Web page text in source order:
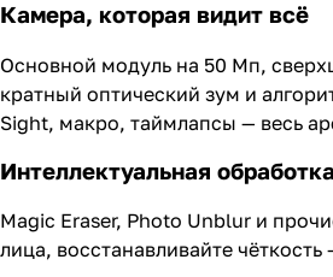
Камера, которая видит всё
Основной модуль на 50 Мп,
кратный оптический зум и
Sight, макро, таймлапсы — весь
Интеллектуальная обработка
Magic Eraser, Photo Unblur и
лица, восстанавливайте